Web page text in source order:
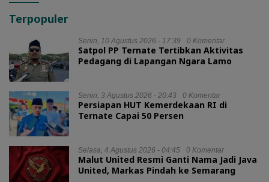
Terpopuler
Senin, 10 Agustus 2026 - 17:39 0 Komentar
Satpol PP Ternate Tertibkan Aktivitas
Pedagang di Lapangan Ngara Lamo
Senin, 3 Agustus 2026 - 20:43 0 Komentar
Persiapan HUT Kemerdekaan RI di
Ternate Capai 50 Persen
Selasa, 4 Agustus 2026 - 04:45 0 Komentar
Malut United Resmi Ganti Nama Jadi Java
United, Markas Pindah ke Semarang